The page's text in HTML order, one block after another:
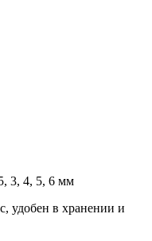
3, 4, 5, 6 мм
удобен в хранении и